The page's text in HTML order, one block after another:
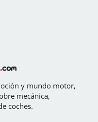
y mundo motor,
mecánica,
coches.